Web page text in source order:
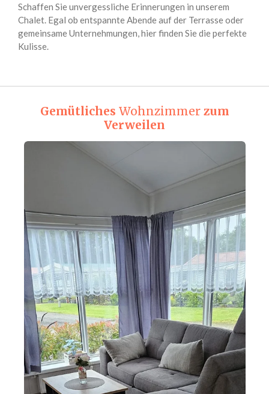
Schaffen Sie unvergessliche Erinnerungen in unserem
Chalet. Egal ob entspannte Abende auf der Terrasse oder
gemeinsame Unternehmungen, hier finden Sie die perfekte
Kulisse.
Gemütliches Wohnzimmerzum
Verweilen